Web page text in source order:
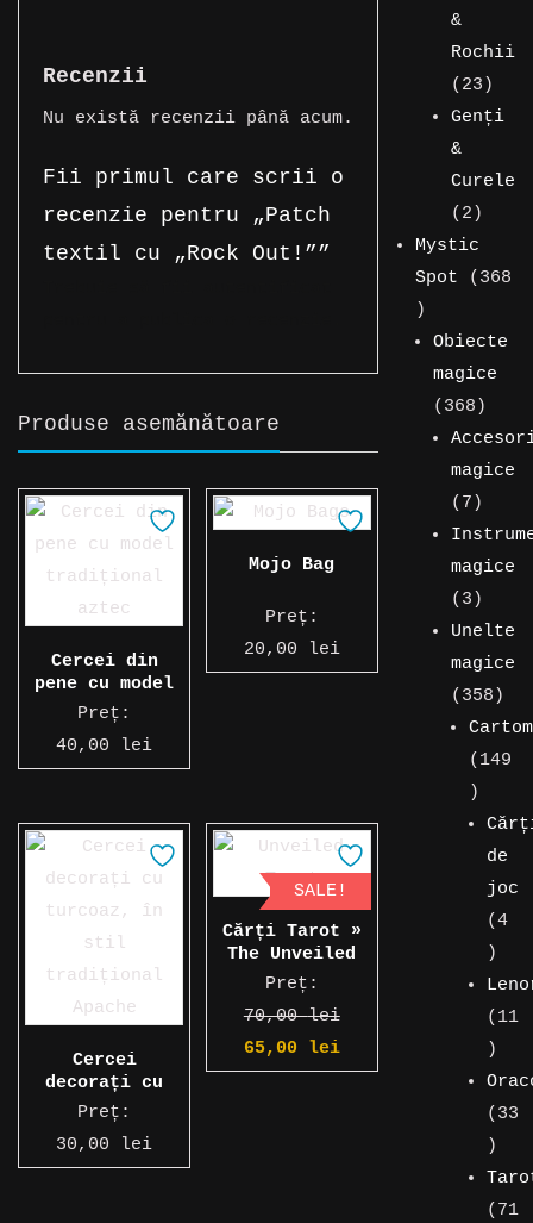
Recenzii
Nu există recenzii până acum.
Fii primul care scrii o
recenzie pentru „Patch
textil cu „Rock Out!””
Produse asemănătoare
Cercei din
pene cu model
tradițional
aztec
Preț:
40,00
lei
Mojo Bag
Preț:
20,00
lei
Cercei
decorați cu
turcoaz, în
stil
tradițional
Apache
Preț:
30,00
lei
SALE!
Cărți Tarot »
The Unveiled
Tarot
Preț:
70,00lei
Prețul
65,00 lei
&
Rochii
2323
de
Genți
&
Curele
22
Mystic
Spot
368
368
de
produse
Obiecte
magice
368368
de
magice
77
magice
33
Unelte
magice
358358
de
149
149
de
de
joc
4
4
11
11
33
33
de
71